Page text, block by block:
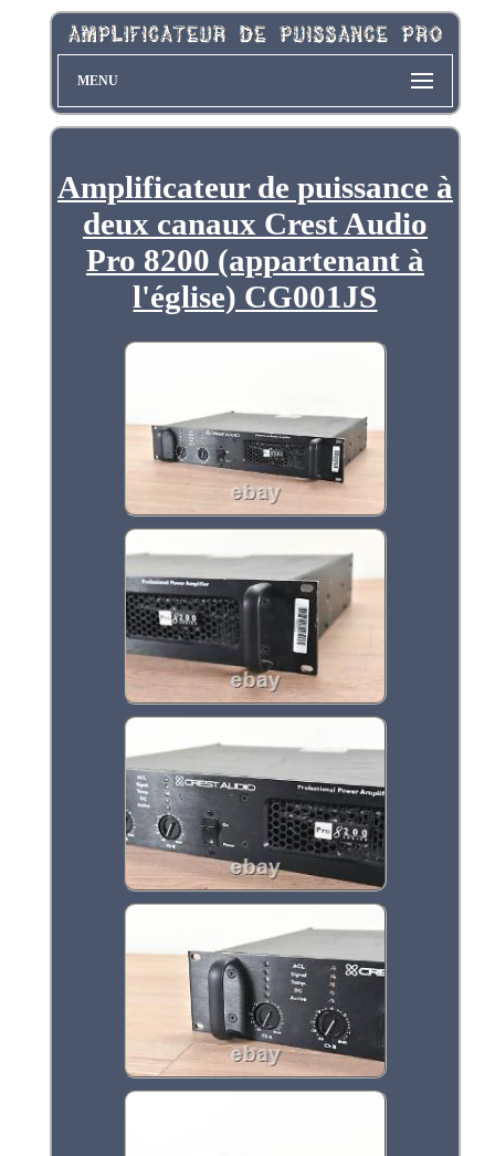
MENU
Amplificateur de puissance à
deux canaux Crest Audio
Pro 8200 (appartenant à
l'église) CG001JS